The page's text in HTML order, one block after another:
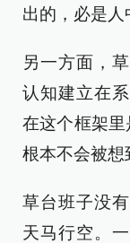
出的，必是人
另一方面，
认知建立在
在这个框架里
根本不会被想
草台班子没
天马行空。